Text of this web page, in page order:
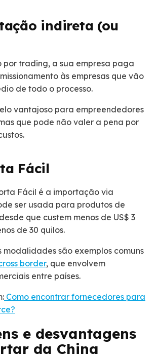
indireta (ou
por trading, a sua empresa paga
às empresas que vão
de todo o processo.
vantajoso para empreendedores
que pode não valer a pena por
Fácil
Fácil é a importação via
ser usada para produtos de
que custem menos de US$ 3
de 30 quilos.
modalidades são exemplos comuns
border, que envolvem
entre países.
Como encontrar fornecedores para
e desvantagens
da China